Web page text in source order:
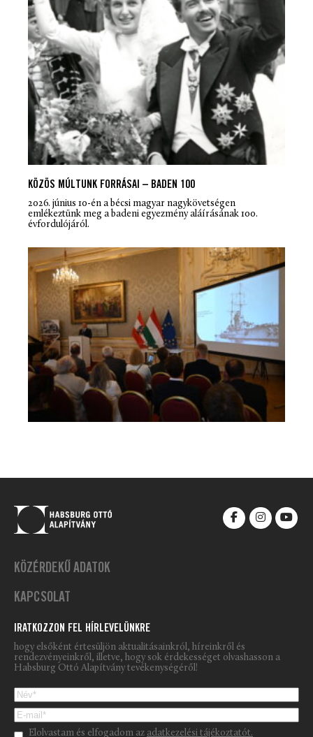
KÖZÖS MÚLTUNK FORRÁSAI – BADEN 100
2026. június 10-én a bécsi magyar nagykövetségen
emlékeztünk meg a badeni egyezmény aláírásának 100.
évfordulójáról.
KÖZÉRDEKŰ ADATOK
KAPCSOLAT
IRATKOZZON FEL HÍRLEVELÜNKRE
hogy elsőként értesüljön aktualitásainkról, híreinkről és
rendezvényeinkről, illetve, hogy sok érdekességet olvashasson a
Habsburg Ottó Alapítvány tevékenységéről!
Please leave this field empty.
Elolvastam és elfogadom az adatkezelési tájékoztatót.